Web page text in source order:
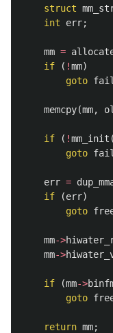
struct
int
err;
mm =
if
( !mm)
goto
memcpy(mm,
if ( !mm_init (
goto
err =
if
(err)
goto
mm->
mm->
if (mm->
goto
return mm;